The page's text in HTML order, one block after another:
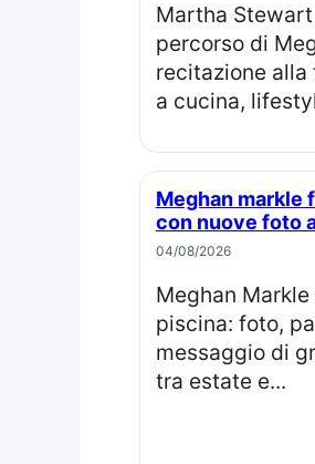
Martha Stewart commenta il
percorso di
recitazione
a cucina,
Meghan markle festeggia 45 anni
con nuove foto
04/08/2026
Meghan Markle festeggia 45 anni in
piscina: foto,
messaggio di
tra estate e...